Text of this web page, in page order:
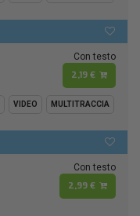
Con testo
2,19 €
VIDEO MULTITRACCIA
Con testo
2,99 €